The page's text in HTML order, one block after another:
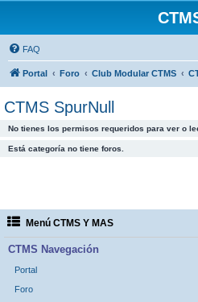
FAQ
Portal Foro Club Modular CTMS
CTMS SpurNull
No tienes los permisos requeridos para ver o
Está categoría no tiene foros.
Menú CTMS Y MAS
CTMS Navegación
Portal
Foro